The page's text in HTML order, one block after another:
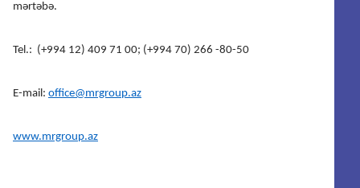
mərtəbə.
Tel.: (+994 12) 409 71 00; (+994 70) 266 -80-50
E-mail: office@mrgroup.az
www.mrgroup.az